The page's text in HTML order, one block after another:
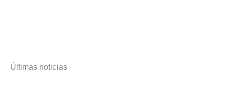
Últimas noticias